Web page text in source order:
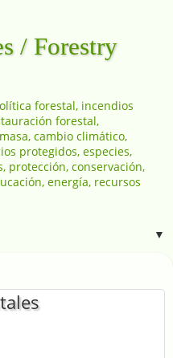
/ Forestry
forestal, incendios
forestal,
cambio climático,
protegidos, especies,
protección, conservación,
energía, recursos
▼